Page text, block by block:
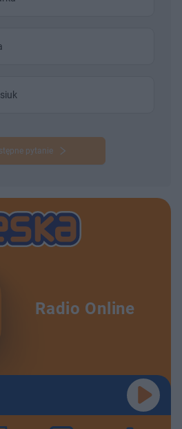
pytanie
Radio Online